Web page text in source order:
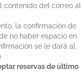
contenido del correo al
la confirmación de
no haber espacio en
se le dará al
reservas de último